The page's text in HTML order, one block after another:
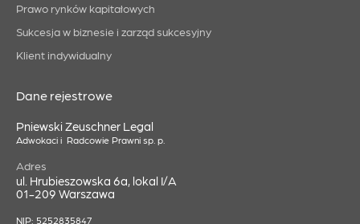
Prawo rynków kapitałowych
Sukcesja w biznesie i zarząd sukcesyjny
Klient indywidualny
Dane rejestrowe
Pniewski Zeuschner Legal
Adwokaci i Radcowie Prawni sp. p.
Adres
ul. Hrubieszowska 6a, lokal I/A
01-209 Warszawa
NIP: 5252835847